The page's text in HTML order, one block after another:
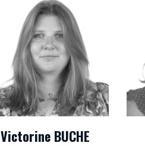
Victorine BUCHE